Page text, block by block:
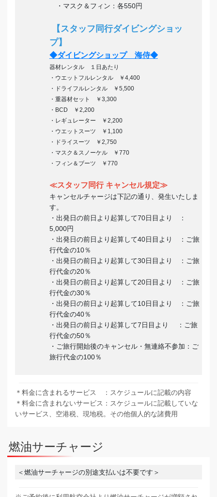
・マスク＆フィン：各550円
【スタッフ同行ダイビングショッ
プ】
◆ダイビングショップ 海侍◆
器材レンタル １日あたり
・ウエットフルレンタル ￥4,400
・ドライフルレンタル ￥5,500
・重器材セット ￥3,300
・BCD ￥2,200
・レギュレーター ￥2,200
・ウエットスーツ ￥1,100
・ドライスーツ ￥2,750
・マスク＆スノーケル ￥770
・フィン＆ブーツ ￥770
≪スタッフ同行 キャンセル規定≫
キャンセルチャージは下記の通り、発生いたしま
す。
・出発日の前日より起算して70日目より ：
5,000円
・出発日の前日より起算して40日目より ：ご旅
行代金の10％
・出発日の前日より起算して30日目より ：ご旅
行代金の20％
・出発日の前日より起算して20日目より ：ご旅
行代金の30％
・出発日の前日より起算して10日目より ：ご旅
行代金の40％
・出発日の前日より起算して7日目より ：ご旅
行代金の50％
・ご旅行開始後のキャンセル・無連絡不参加：ご
旅行代金の100％
＊料金に含まれるサービス ：スケジュールに記載の内容
＊料金に含まれないサービス：スケジュールに記載していな
いサービス、空港税、現地税。その他個人的な諸費用
燃油サーチャージ
＜燃油サーチャージの別途支払いは不要です＞